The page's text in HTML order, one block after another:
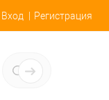
Вход Регистрация